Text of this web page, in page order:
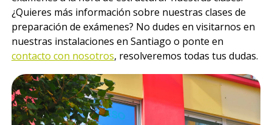
¿Quieres más información sobre nuestras clases de
preparación de exámenes? No dudes en visitarnos en
nuestras instalaciones en Santiago o ponte en
contacto con nosotros, resolveremos todas tus dudas.